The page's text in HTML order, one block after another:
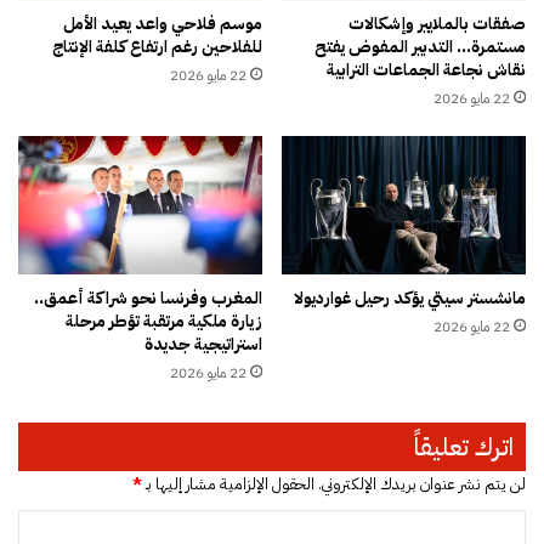
خ
م
س
س
ر
ه
ا
ب
ي
ق
ي
س
ل
ي
صفقات بالملايير وإشكالات
مستمرة… التدبير المفوض يفتح
نقاش نجاعة الجماعات الترابية
22 مايو 2026
موسم فلاحي واعد يعيد الأمل
للفلاحين رغم ارتفاع كلفة الإنتاج
22 مايو 2026
مانشستر سيتي يؤكد رحيل غوارديولا
22 مايو 2026
المغرب وفرنسا نحو شراكة أعمق..
زيارة ملكية مرتقبة تؤطر مرحلة
استراتيجية جديدة
22 مايو 2026
اترك تعليقاً
لن يتم نشر عنوان بريدك الإلكتروني. الحقول الإلزامية مشار إليها بـ*